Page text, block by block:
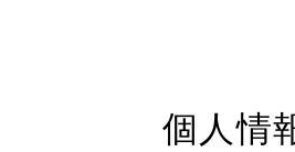
個人情